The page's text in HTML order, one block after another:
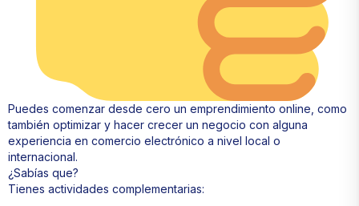
Puedes comenzar desde cero un emprendimiento online, como
también optimizar y hacer crecer un negocio con alguna
experiencia en comercio electrónico a nivel local o
internacional.
¿Sabías que?
Tienes actividades complementarias: